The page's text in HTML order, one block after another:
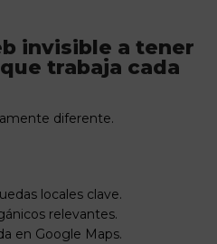
invisible a tener
trabaja cada
diferente.
locales clave.
relevantes.
en Google Maps.